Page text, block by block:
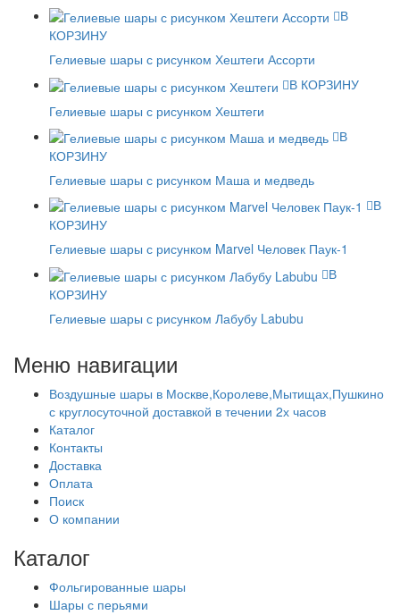
В
КОРЗИНУ
Гелиевые шары с рисунком Хештеги Ассорти
В КОРЗИНУ
Гелиевые шары с рисунком Хештеги
В
КОРЗИНУ
Гелиевые шары с рисунком Маша и медведь
В
КОРЗИНУ
Гелиевые шары с рисунком Marvel Человек Паук-1
В
КОРЗИНУ
Гелиевые шары с рисунком Лабубу Labubu
Меню навигации
Воздушные шары в Москве,Королеве,Мытищах,Пушкино
с круглосуточной доставкой в течении 2х часов
Каталог
Контакты
Доставка
Оплата
Поиск
О компании
Каталог
Фольгированные шары
Шары с перьями